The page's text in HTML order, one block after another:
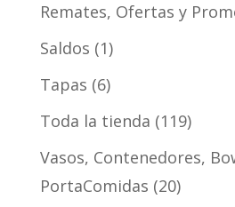
Remates, Ofertas y
Saldos 1
Tapas 6
Toda la tienda 119
Vasos, Contenedores,
PortaComidas 20